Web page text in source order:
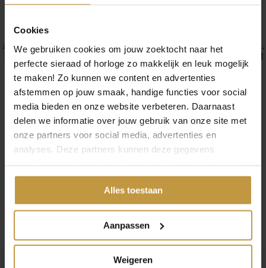
Cookies
We gebruiken cookies om jouw zoektocht naar het
perfecte sieraad of horloge zo makkelijk en leuk mogelijk
te maken! Zo kunnen we content en advertenties
afstemmen op jouw smaak, handige functies voor social
media bieden en onze website verbeteren. Daarnaast
delen we informatie over jouw gebruik van onze site met
onze partners voor social media, advertenties en
analyses. Deze partners kunnen deze gegevens
gedeeld of die ze hebben verzameld via jouw gebruik van
Alles toestaan
Aanpassen
Weigeren
Alle Buddha to Buddha sieraden zijn handgemaakt op het eiland Bali.
Iedere hanger is uniek, de hangers zijn allemaal gemaakt van officieel
gekeurd sterling 925 zilver. De filosofie van Buddha to Buddha gaat
over de mens, het individu en het unieke karakter van ieder persoon.
Iedereen een passende ketting!
De Buddha to Buddha collectie wordt verzorgd door officieel dealer
de Grijff Juweliers Zutphen.
Juwelierswebshop.nl is officieel dealer van Buddha to Buddha
Sieraden – Buddha to Buddha Sieraden online.
Specificaties
Buddha To Buddha
Verguld